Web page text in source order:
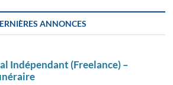
ANNONCES
Indépendant (Freelance) –